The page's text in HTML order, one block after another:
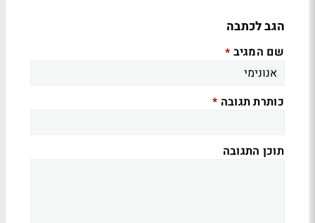
הגב לכתבה
שם המגיב *
כותרת תגובה *
תוכן התגובה